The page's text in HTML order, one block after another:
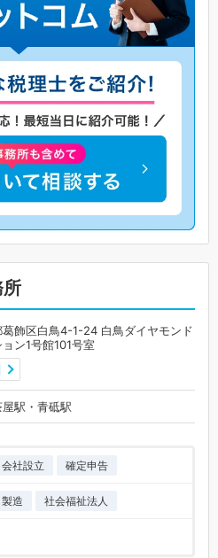
葛飾区白鳥4-1-24 白鳥ダイヤモンド
ン1号館101号室
屋駅・青砥駅
会社設立 確定申告
製造 社会福祉法人